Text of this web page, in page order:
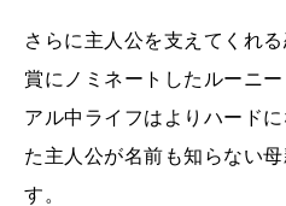
さらに主人公を支えてくれ
賞にノミネートしたルーニ
アル中ライフはよりハード
た主人公が名前も知らない
す。